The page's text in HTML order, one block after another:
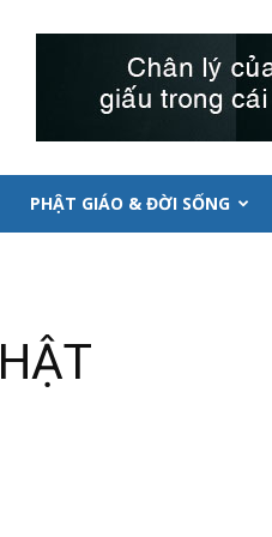
PHẬT GIÁO & ĐỜI SỐNG